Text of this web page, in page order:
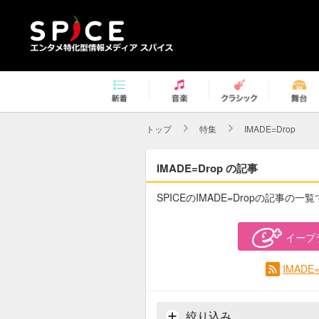
トップ 特集 IMADE=Drop
IMADE=Drop の記事
SPICEのIMADE=Dropの記事の一覧
イープ